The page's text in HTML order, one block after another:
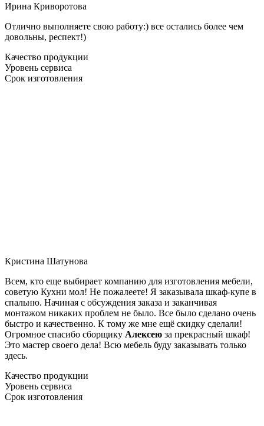
Ирина Криворотова
Отлично выполняете свою работу:) все остались более чем
довольны, респект!)
Качество продукции
Уровень сервиса
Срок изготовления
Кристина Шатунова
Всем, кто еще выбирает компанию для изготовления мебели,
советую Кухни мол! Не пожалеете! Я заказывала шкаф-купе в
спальню. Начиная с обсуждения заказа и заканчивая
монтажом никаких проблем не было. Все было сделано очень
быстро и качественно. К тому же мне ещё скидку сделали!
Огромное спасибо сборщику Алексею за прекрасный шкаф!
Это мастер своего дела! Всю мебель буду заказывать только
здесь.
Качество продукции
Уровень сервиса
Срок изготовления